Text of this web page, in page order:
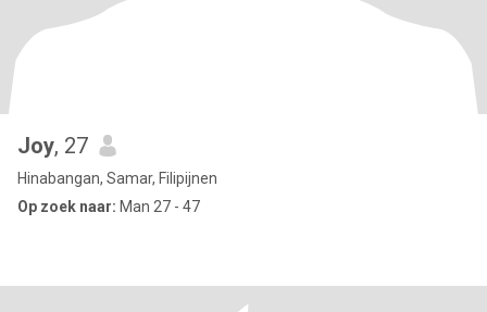
Joy, 27
Hinabangan, Samar, Filipijnen
Op zoek naar: Man 27 - 47